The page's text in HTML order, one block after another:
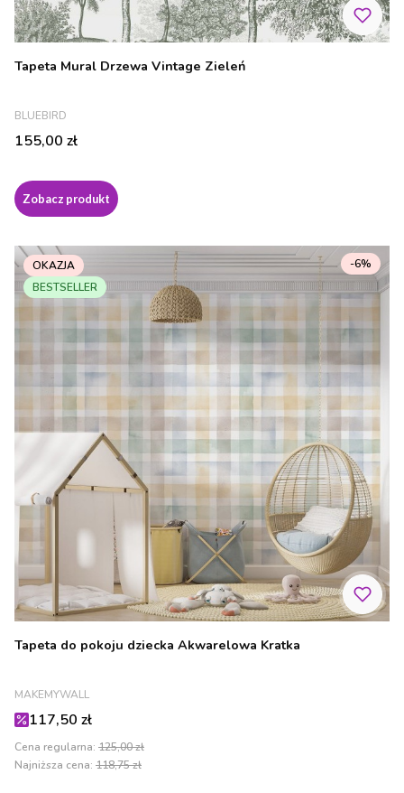
Tapeta Mural Drzewa Vintage Zieleń
PRODUCENT
BLUEBIRD
Cena
155,00 zł
Zobacz produkt
OKAZJA
BESTSELLER
Tapeta do pokoju dziecka Akwarelowa Kratka
PRODUCENT
MAKEMYWALL
Cena promocyjna
117,50 zł
Cena regularna: 125,00 zł
-6%
Najniższa cena: 118,75 zł